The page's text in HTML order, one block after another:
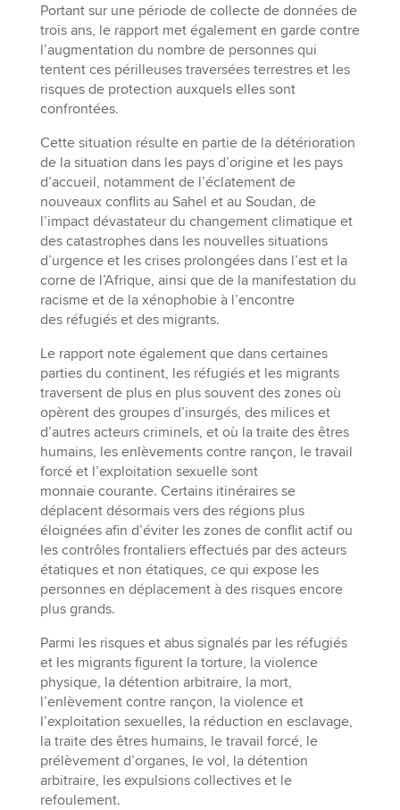
Portant sur une période de collecte de données de
trois ans, le rapport met également en garde contre
l’augmentation du nombre de personnes qui
tentent ces périlleuses traversées terrestres et les
risques de protection auxquels elles sont
confrontées.
Cette situation résulte en partie de la détérioration
de la situation dans les pays d’origine et les pays
d’accueil, notamment de l’éclatement de
nouveaux conflits au Sahel et au Soudan, de
l’impact dévastateur du changement climatique et
des catastrophes dans les nouvelles situations
d’urgence et les crises prolongées dans l’est et la
corne de l’Afrique, ainsi que de la manifestation du
racisme et de la xénophobie à l’encontre
des réfugiés et des migrants.
Le rapport note également que dans certaines
parties du continent, les réfugiés et les migrants
traversent de plus en plus souvent des zones où
opèrent des groupes d’insurgés, des milices et
d’autres acteurs criminels, et où la traite des êtres
humains, les enlèvements contre rançon, le travail
forcé et l’exploitation sexuelle sont
monnaie courante. Certains itinéraires se
déplacent désormais vers des régions plus
éloignées afin d’éviter les zones de conflit actif ou
les contrôles frontaliers effectués par des acteurs
étatiques et non étatiques, ce qui expose les
personnes en déplacement à des risques encore
plus grands.
Parmi les risques et abus signalés par les réfugiés
et les migrants figurent la torture, la violence
physique, la détention arbitraire, la mort,
l’enlèvement contre rançon, la violence et
l’exploitation sexuelles, la réduction en esclavage,
la traite des êtres humains, le travail forcé, le
prélèvement d’organes, le vol, la détention
arbitraire, les expulsions collectives et le
refoulement.